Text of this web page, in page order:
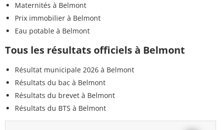
Maternités à Belmont
Prix immobilier à Belmont
Eau potable à Belmont
Tous les résultats officiels à Belmont
Résultat municipale 2026 à Belmont
Résultats du bac à Belmont
Résultats du brevet à Belmont
Résultats du BTS à Belmont